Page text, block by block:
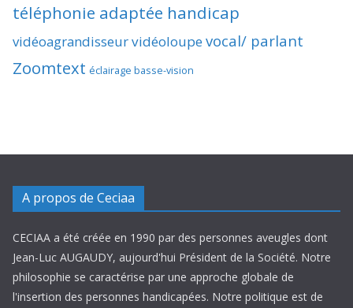
téléphonie adaptée handicap
vidéoagrandisseurvidéoloupevocal/ parlant
Zoomtext éclairage basse-vision
A propos de Ceciaa
CECIAA a été créée en 1990 par des personnes aveugles dont
Jean-Luc AUGAUDY, aujourd'hui Président de la Société. Notre
philosophie se caractérise par une approche globale de
l'insertion des personnes handicapées. Notre politique est de